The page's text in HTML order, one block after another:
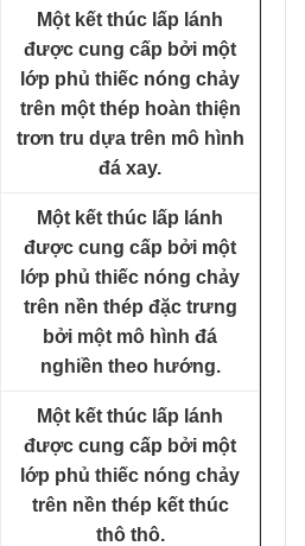
Một kết thúc lấp lánh
được cung cấp bởi một
lớp phủ thiếc nóng chảy
trên một thép hoàn thiện
trơn tru dựa trên mô hình
đá xay.
Một kết thúc lấp lánh
được cung cấp bởi một
lớp phủ thiếc nóng chảy
trên nền thép đặc trưng
bởi một mô hình đá
nghiền theo hướng.
Một kết thúc lấp lánh
được cung cấp bởi một
lớp phủ thiếc nóng chảy
trên nền thép kết thúc
thô thô.